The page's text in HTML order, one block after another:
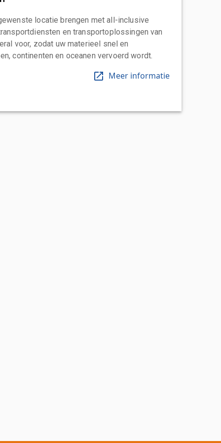
locatie brengen met all-inclusive
en transportoplossingen van
voor, zodat uw materieel snel en
continenten en oceanen vervoerd wordt.
Meer informatie